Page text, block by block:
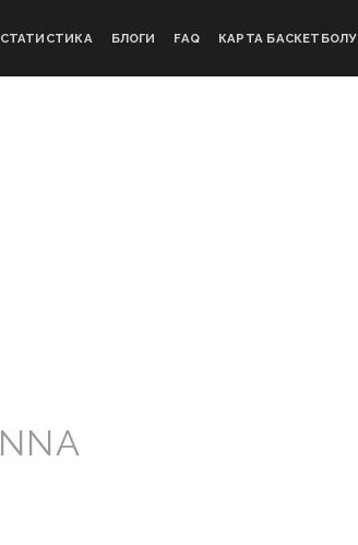
СТАТИСТИКА БЛОГИ FAQ КАРТА БАСКЕТБОЛУ